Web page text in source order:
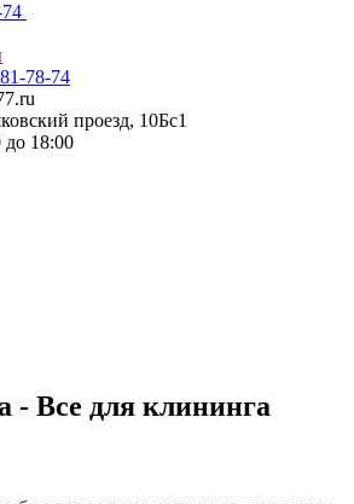
78-74
проезд, 10Бс1
18:00
- Все для клининга